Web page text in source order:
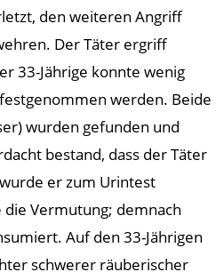
den weiteren Angriff
Der Täter ergriff
33-Jährige konnte wenig
werden. Beide
wurden gefunden und
bestand, dass der Täter
er zum Urintest
Vermutung; demnach
Auf den 33-Jährigen
schwerer räuberischer